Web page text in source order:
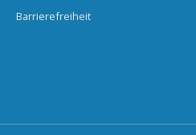
Barrierefreiheit